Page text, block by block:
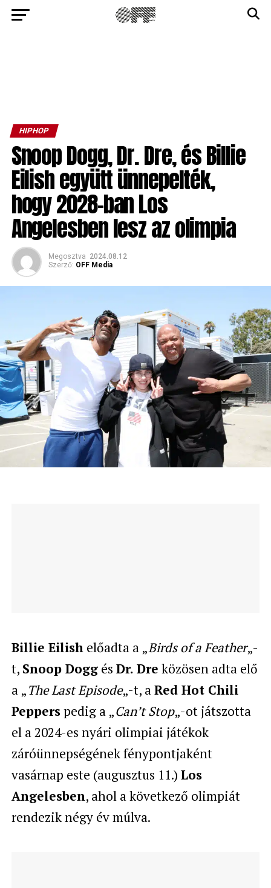
HIPHOP
Snoop Dogg, Dr. Dre, és Billie
Eilish együtt ünnepelték,
hogy 2028-ban Los
Angelesben lesz az olimpia
Megosztva 2024.08.12
Szerző: OFF Media
Billie Eilishelőadta a „Birds of a Feather„-
t, Snoop Doggés Dr. Dre közösen adta elő
a „The Last Episode„-t, aRed Hot Chili
Pepperspedig a „Can’t Stop„-ot játszotta
el a 2024-es nyári olimpiai játékok
záróünnepségének fénypontjaként
vasárnap este (augusztus 11.) Los
Angelesben, ahol a következő olimpiát
rendezik négy év múlva.